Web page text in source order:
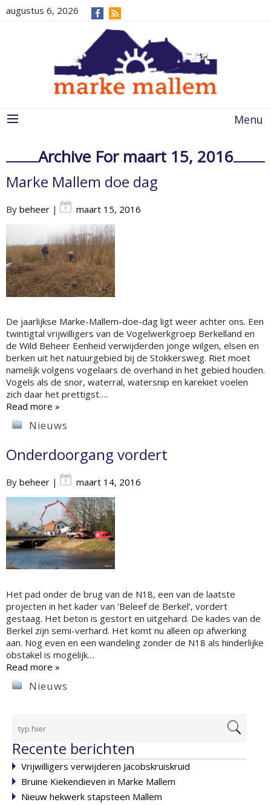
augustus 6, 2026
Menu
Archive For maart 15, 2016
Marke Mallem doe dag
By beheer | maart 15, 2016
De jaarlijkse Marke-Mallem-doe-dag ligt weer achter ons. Een
twintigtal vrijwilligers van de Vogelwerkgroep Berkelland en
de Wild Beheer Eenheid verwijderden jonge wilgen, elsen en
berken uit het natuurgebied bij de Stokkersweg. Riet moet
namelijk volgens vogelaars de overhand in het gebied houden.
Vogels als de snor, waterral, watersnip en karekiet voelen
zich daar het prettigst….
Read more »
Nieuws
Onderdoorgang vordert
By beheer | maart 14, 2016
Het pad onder de brug van de N18, een van de laatste
projecten in het kader van ‘Beleef de Berkel’, vordert
gestaag. Het beton is gestort en uitgehard. De kades van de
Berkel zijn semi-verhard. Het komt nu alleen op afwerking
aan. Nog even en een wandeling zonder de N18 als hinderlijke
obstakel is mogelijk…
Read more »
Nieuws
Recente berichten
Vrijwilligers verwijderen Jacobskruiskruid
Bruine Kiekendieven in Marke Mallem
Nieuw hekwerk stapsteen Mallem